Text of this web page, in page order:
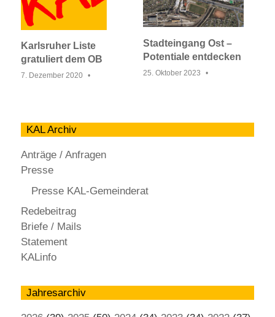
Karlsruher Liste
gratuliert dem OB
7. Dezember 2020
Stadteingang Ost –
Potentiale entdecken
25. Oktober 2023
KAL Archiv
Anträge / Anfragen
Presse
Presse KAL-Gemeinderat
Redebeitrag
Briefe / Mails
Statement
KALinfo
Jahresarchiv